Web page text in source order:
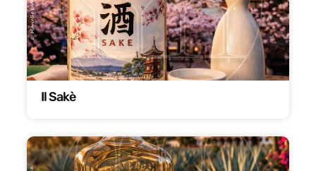
Il Sakè